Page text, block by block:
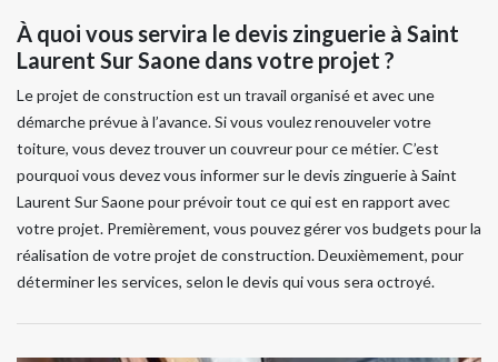
À quoi vous servira le devis zinguerie à Saint
Laurent Sur Saone dans votre projet ?
Le projet de construction est un travail organisé et avec une
démarche prévue à l’avance. Si vous voulez renouveler votre
toiture, vous devez trouver un couvreur pour ce métier. C’est
pourquoi vous devez vous informer sur le devis zinguerie à Saint
Laurent Sur Saone pour prévoir tout ce qui est en rapport avec
votre projet. Premièrement, vous pouvez gérer vos budgets pour la
réalisation de votre projet de construction. Deuxièmement, pour
déterminer les services, selon le devis qui vous sera octroyé.